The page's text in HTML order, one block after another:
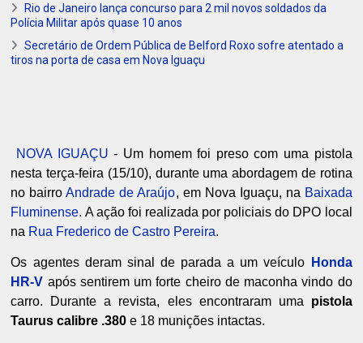
Rio de Janeiro lança concurso para 2 mil novos soldados da
Polícia Militar após quase 10 anos
Secretário de Ordem Pública de Belford Roxo sofre atentado a
tiros na porta de casa em Nova Iguaçu
NOVA IGUAÇU - Um homem foi preso com uma pistola
nesta terça-feira (15/10), durante uma abordagem de rotina
no bairroAndrade de Araújo, em Nova Iguaçu, na Baixada
Fluminense. A ação foi realizada por policiais do DPO local
na Rua Frederico de Castro Pereira.
Os agentes deram sinal de parada a um veículo
Honda
HR-V após sentirem um forte cheiro de maconha vindo do
carro. Durante a revista, eles encontraram uma pistola
Taurus calibre .380 e 18 munições intactas.